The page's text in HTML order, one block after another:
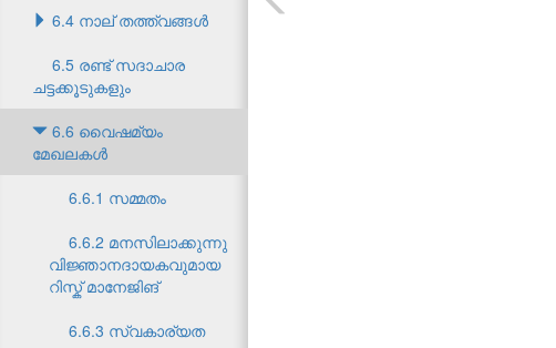
6.4 നാല് തത്ത്വങ്ങൾ
6.5 രണ്ട് സദാചാര
ചട്ടക്കൂടുകളും
6.6 വൈഷമ്യം
മേഖലകൾ
6.6.1 സമ്മതം
6.6.2 മനസിലാക്കുന്നു
വിജ്ഞാനദായകവുമായ
റിസ്ക് മാനേജിങ്
6.6.3 സ്വകാര്യത